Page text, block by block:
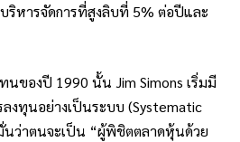
ริหารจัดการที่สูงลิบที่ 5% ต่อปีและ
ของปี 1990 นั้น Jim Simons เริ่มมี
งทุนอย่างเป็นระบบ (Systematic
นว่าตนจะเป็น “ผู้พิชิตตลาดหุ้นด้วย